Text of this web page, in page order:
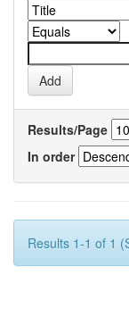
Results/Page
In order
Results 1-1 of 1